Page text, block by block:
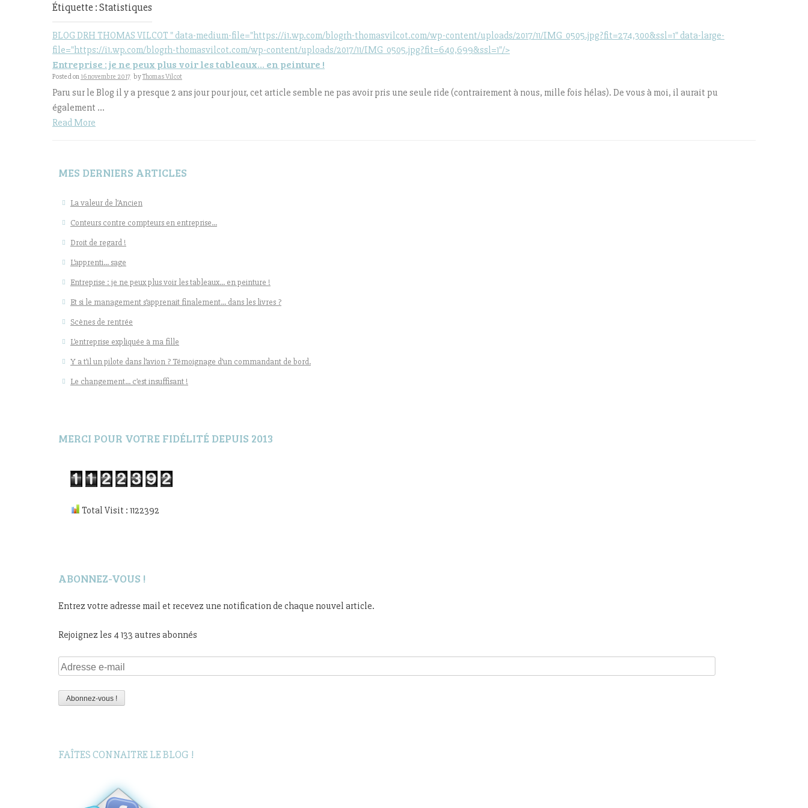
Étiquette : Statistiques
BLOG DRH THOMAS VILCOT " data-medium-file="https://i1.wp.com/blogrh-thomasvilcot.com/wp-content/uploads/2017/11/IMG_0505.jpg?fit=274,300&ssl=1" data-large-
file="https://i1.wp.com/blogrh-thomasvilcot.com/wp-content/uploads/2017/11/IMG_0505.jpg?fit=640,699&ssl=1"/>
Entreprise : je ne peux plus voir les tableaux… en peinture !
Posted on 16 novembre 2017 byThomas Vilcot
Paru sur le Blog il y a presque 2 ans jour pour jour, cet article semble ne pas avoir pris une seule ride (contrairement à nous, mille fois hélas). De vous à moi, il aurait pu
également ...
Read More
MES DERNIERS ARTICLES
La valeur de l’Ancien
Conteurs contre compteurs en entreprise…
Droit de regard !
L’apprenti… sage
Entreprise : je ne peux plus voir les tableaux… en peinture !
Et si le management s’apprenait finalement… dans les livres ?
Scènes de rentrée
L’entreprise expliquée à ma fille
Y a t’il un pilote dans l’avion ? Témoignage d’un commandant de bord.
Le changement… c’est insuffisant !
MERCI POUR VOTRE FIDÉLITÉ DEPUIS 2013
Total Visit : 1122392
ABONNEZ-VOUS !
Entrez votre adresse mail et recevez une notification de chaque nouvel article.
Rejoignez les 4 133 autres abonnés
Adresse
e-
mail
Abonnez-vous !
FAÎTES CONNAITRE LE BLOG !